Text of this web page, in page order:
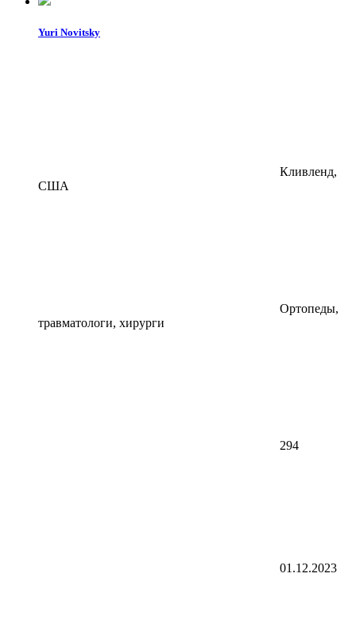
Yuri Novitsky
Кливленд,
США
Ортопеды,
травматологи, хирурги
294
01.12.2023